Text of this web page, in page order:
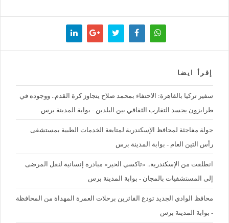
إقرأ ايضا
سفير تركيا بالقاهرة: الاحتفاء بمحمد صلاح يتجاوز كرة القدم.. ووجوده في
طرابزون يجسد التقارب الثقافي بين البلدين - بوابة المدينة برس
جولة مفاجئة لمحافظ الإسكندرية لمتابعة الخدمات الطبية بمستشفى
رأس التين العام - بوابة المدينة برس
انطلقت من الإسكندرية.. «تاكسي الخير» مبادرة إنسانية لنقل المرضى
إلى المستشفيات بالمجان - بوابة المدينة برس
محافظ الوادي الجديد تودع الفائزين برحلات العمرة المهداة من المحافظة
- بوابة المدينة برس